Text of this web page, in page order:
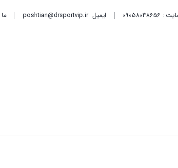
ایمیلposhtian@drsportvip.ir ما 24 ساعته 7 روز هفته پاسخگوی شما هستیم.